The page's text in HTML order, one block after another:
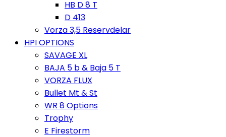
HB D 8 T
D 413
Vorza 3,5 Reservdelar
HPI OPTIONS
SAVAGE XL
BAJA 5 b & Baja 5 T
VORZA FLUX
Bullet Mt & St
WR 8 Options
Trophy
E Firestorm